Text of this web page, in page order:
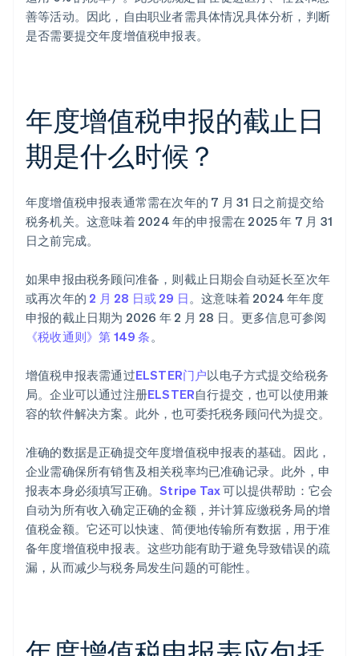
善等活动。因此，自由职业者需具体情况具体分析，判断
是否需要提交年度增值税申报表。
年度增值税申报的截止日
期是什么时候？
年度增值税申报表通常需在次年的 7 月 31 日之前提交给
税务机关。这意味着 2024 年的申报需在 2025 年 7 月 31
日之前完成。
如果申报由税务顾问准备，则截止日期会自动延长至次年
或再次年的 2 月 28 日或 29 日。这意味着 2024 年年度
申报的截止日期为 2026 年 2 月 28 日。更多信息可参阅
《税收通则》第 149 条。
增值税申报表需通过ELSTER门户以电子方式提交给税务
局。企业可以通过注册ELSTER自行提交，也可以使用兼
容的软件解决方案。此外，也可委托税务顾问代为提交。
准确的数据是正确提交年度增值税申报表的基础。因此，
企业需确保所有销售及相关税率均已准确记录。此外，申
报表本身必须填写正确。Stripe Tax可以提供帮助：它会
自动为所有收入确定正确的金额，并计算应缴税务局的增
值税金额。它还可以快速、简便地传输所有数据，用于准
备年度增值税申报表。这些功能有助于避免导致错误的疏
漏，从而减少与税务局发生问题的可能性。